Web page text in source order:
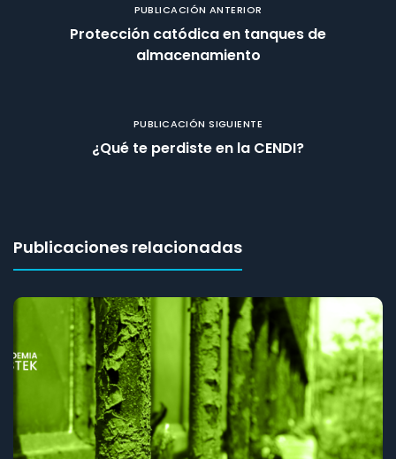
PUBLICACIÓN ANTERIOR
Protección catódica en tanques de
almacenamiento
PUBLICACIÓN SIGUIENTE
¿Qué te perdiste en la CENDI?
Publicaciones relacionadas